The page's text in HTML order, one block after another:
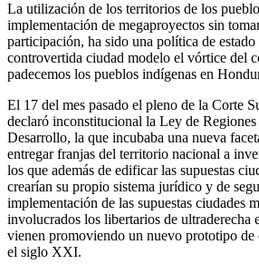
La utilización de los territorios de los
implementación de megaproyectos sin
participación, ha sido una política de
controvertida ciudad modelo el vórtice del
padecemos los pueblos indígenas en
El 17 del mes pasado el pleno de la Corte
declaró inconstitucional la Ley de Regiones
Desarrollo, la que incubaba una nueva
entregar franjas del territorio nacional a
los que además de edificar las supuestas
crearían su propio sistema jurídico y de
implementación de las supuestas ciudades
involucrados los libertarios de ultraderecha
vienen promoviendo un nuevo prototipo de
el siglo XXI.